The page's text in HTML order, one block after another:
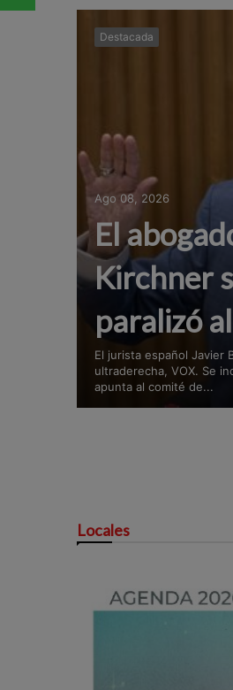
Destacada
Ago 08, 2026
El
Kirchner
paralizó
El jurista español Javier
ultraderecha, VOX. Se
apunta al comité de...
Locales